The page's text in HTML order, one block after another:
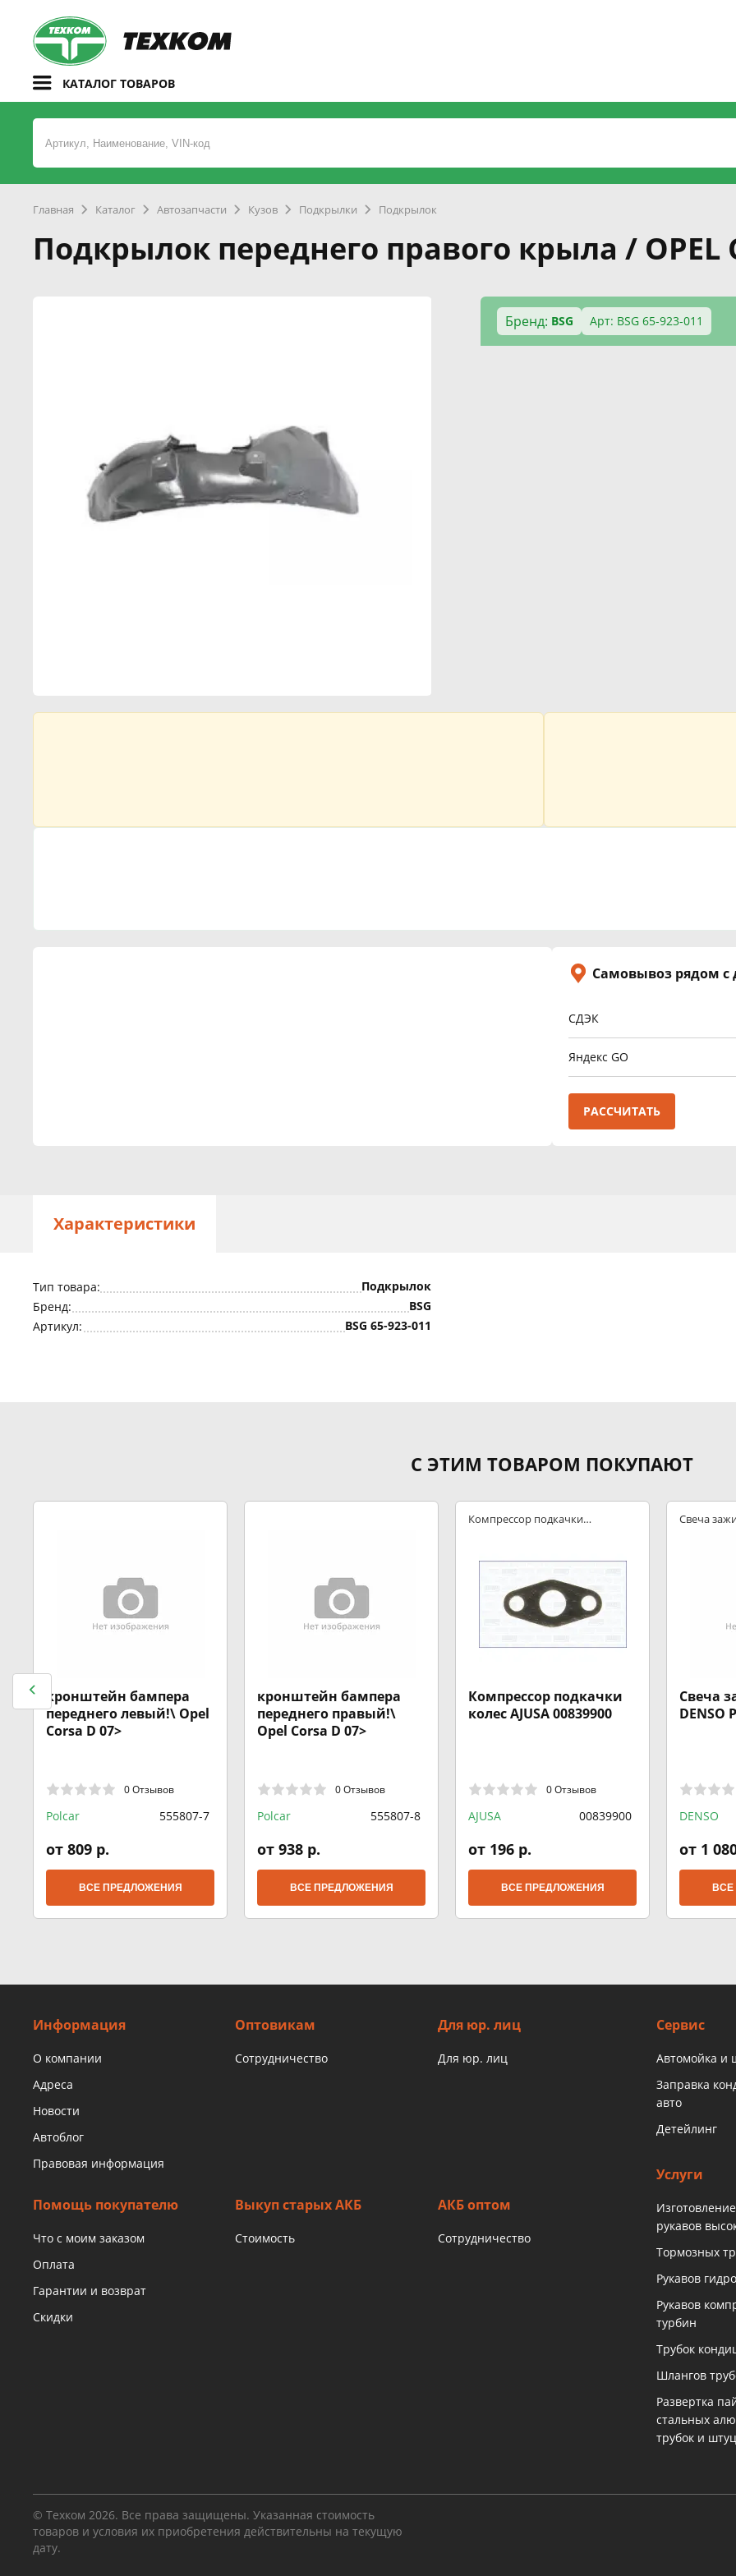
КАТАЛОГ ТОВАРОВ
Главная Каталог Автозапчасти Кузов Подкрылки Подкрылок
Подкрылок переднего правого крыла / OPEL
Бренд: BSG Арт: BSG 65-923-011
Самовывоз рядом
СДЭК
Яндекс GO
РАССЧИТАТЬ
Характеристики
Тип товара:
Подкрылок
Бренд:
BSG
Артикул:
BSG 65-923-011
С ЭТИМ ТОВАРОМ ПОКУПАЮТ
кронштейн бампера
переднего левый!\ Opel
Corsa D 07>
0 Отзывов
Polcar 555807-7
от 809 р.
ВСЕ ПРЕДЛОЖЕНИЯ
кронштейн бампера
переднего правый!\
Opel Corsa D 07>
0 Отзывов
Polcar 555807-8
от 938 р.
ВСЕ ПРЕДЛОЖЕНИЯ
Компрессор подкачки
Компрессор подкачки
колес AJUSA 00839900
0 Отзывов
AJUSA 00839900
от 196 р.
ВСЕ ПРЕДЛОЖЕНИЯ
Свеча
Свеча
DENSO
DENSO
от 1
Информация
О компании
Адреса
Новости
Автоблог
Правовая информация
Оптовикам
Сотрудничество
Для юр. лиц
Для юр. лиц
Помощь покупателю
Что с моим заказом
Оплата
Гарантии и возврат
Скидки
Выкуп старых АКБ
Стоимость
АКБ оптом
Сотрудничество
Сервис
Автомойка и
Заправка
авто
Детейлинг
Услуги
рукавов
Тормозных
Рукавов
Рукавов
турбин
Трубок
Шлангов
Развертка
стальных
трубок и
© Техком 2026. Все права защищены. Указанная стоимость
товаров и условия их приобретения действительны на текущую
дату.